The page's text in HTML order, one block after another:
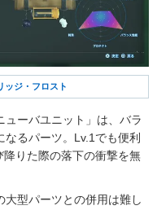
ッジ・フロスト
ューバユニット」は、バラ
るパーツ。Lv.1でも便利
りた際の落下の衝撃を無
型パーツとの併用は難し